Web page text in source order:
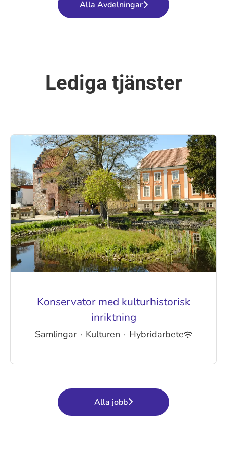
Alla Avdelningar
Lediga tjänster
Konservator med kulturhistorisk
inriktning
Samlingar · Kulturen · Hybridarbete
Alla jobb